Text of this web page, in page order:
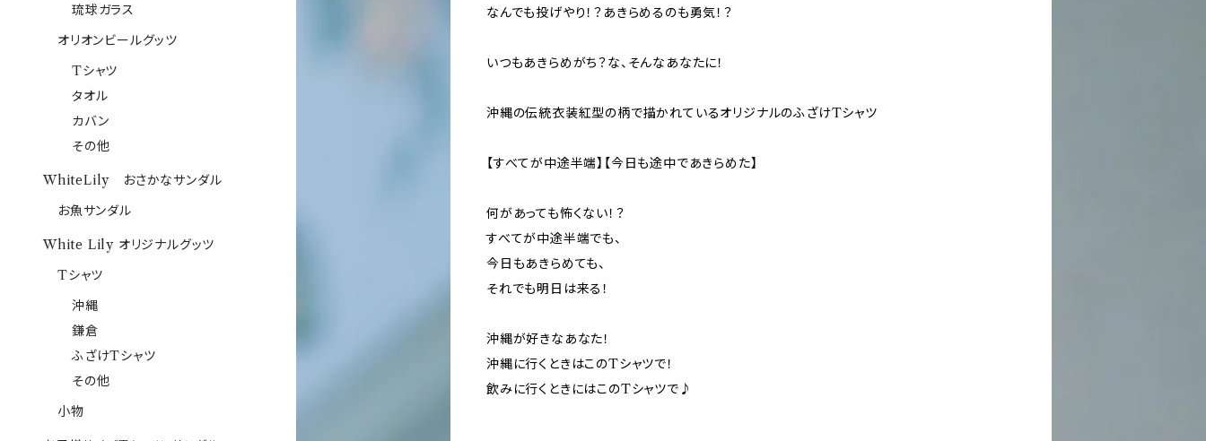
なんでも投げやり！？あきらめるのも勇気！？
いつもあきらめがち？な、そんなあなたに！
沖縄の伝統衣装紅型の柄で描かれているオリジナルのふざけTシャツ
【すべてが中途半端】【今日も途中であきらめた】
何があっても怖くない！？
すべてが中途半端でも、
今日もあきらめても、
それでも明日は来る！
沖縄が好きなあなた！
沖縄に行くときはこのTシャツで！
飲みに行くときにはこのTシャツで♪
琉球ガラス
オリオンビールグッツ
Tシャツ
タオル
カバン
その他
WhiteLily おさかなサンダル
お魚サンダル
White Lily オリジナルグッツ
Tシャツ
沖縄
鎌倉
ふざけTシャツ
その他
小物